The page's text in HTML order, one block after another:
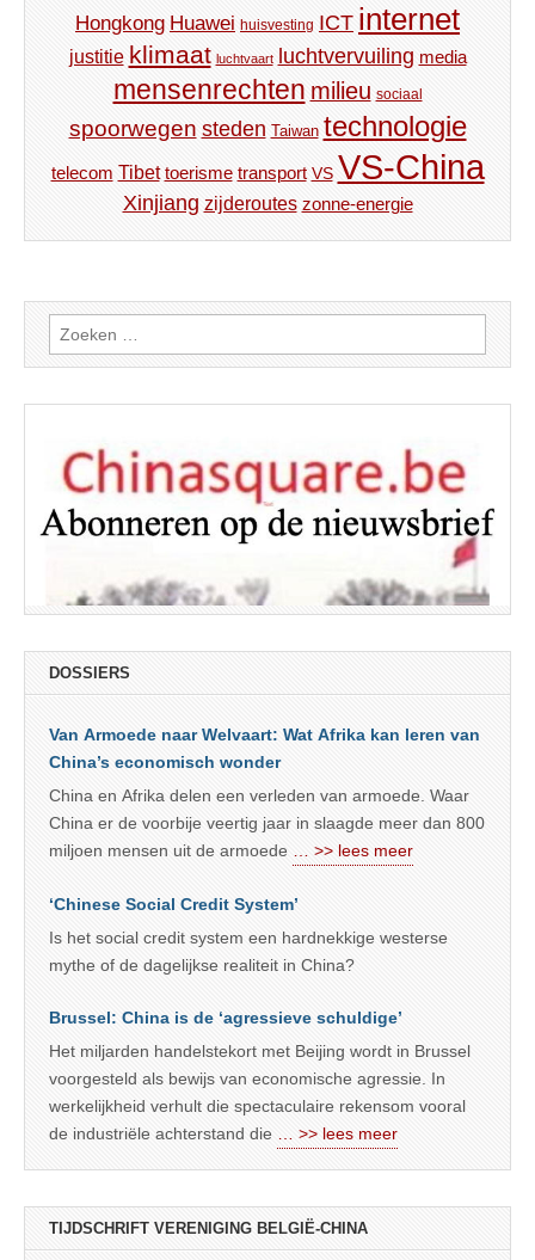
Hongkong Huawei huisvesting ICT internet
justitie klimaat luchtvaart luchtvervuiling media
mensenrechten milieu sociaal
spoorwegen steden Taiwan technologie
telecom Tibet toerisme transport VS VS-China
Xinjiang zijderoutes zonne-energie
Zoeken
naar:
DOSSIERS
Van Armoede naar Welvaart: Wat Afrika kan leren van
China’s economisch wonder
China en Afrika delen een verleden van armoede. Waar
China er de voorbije veertig jaar in slaagde meer dan 800
miljoen mensen uit de armoede
… >> lees meer
‘Chinese Social Credit System’
Is het social credit system een hardnekkige westerse
mythe of de dagelijkse realiteit in China?
Brussel: China is de ‘agressieve schuldige’
Het miljarden handelstekort met Beijing wordt in Brussel
voorgesteld als bewijs van economische agressie. In
werkelijkheid verhult die spectaculaire rekensom vooral
de industriële achterstand die
… >> lees meer
TIJDSCHRIFT VERENIGING BELGIË-CHINA